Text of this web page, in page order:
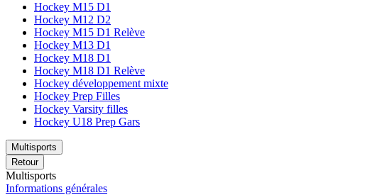
Hockey M15 D1
Hockey M12 D2
Hockey M15 D1 Relève
Hockey M13 D1
Hockey M18 D1
Hockey M18 D1 Relève
Hockey développement mixte
Hockey Prep Filles
Hockey Varsity filles
Hockey U18 Prep Gars
Multisports
Retour
Multisports
Informations générales